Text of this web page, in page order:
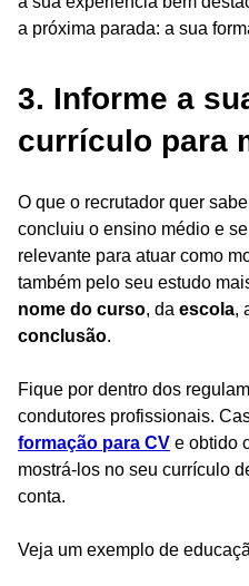
a próxima parada: a sua
3. Informe a
currículo para
O que o recrutador quer
concluiu o ensino médio e
relevante para atuar como
também pelo seu estudo
nome do curso, da escola,
conclusão.
Fique por dentro dos
condutores profissionais.
formação para CV e obtido
mostrá-los no seu currículo
conta.
Veja um exemplo de